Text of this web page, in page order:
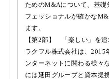
ためのM&Aについて、基礎
フェッショナルが確かな
ます。
【第2部】 「楽しい」を
ラクフル株式会社は、2015
ンターネットに関わる様々
には延田グループと資本提